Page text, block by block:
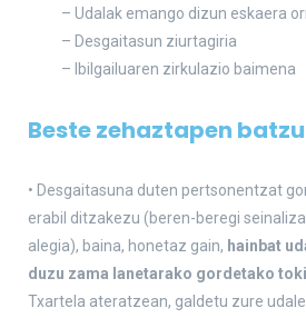
– Udalak emango dizun eskaera
– Desgaitasun ziurtagiria
– Ibilgailuaren zirkulazio baimena
Beste zehaztapen
• Desgaitasuna duten pertsonentzat
erabil ditzakezu (beren-beregi
alegia), baina, honetaz gain, hainbat
duzu zama lanetarako gordetako
Txartela ateratzean, galdetu zure